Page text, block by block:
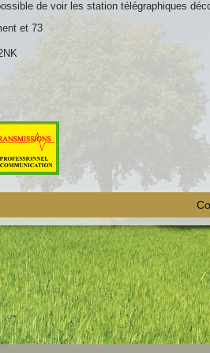
de voir les station télégraphiques
et 73